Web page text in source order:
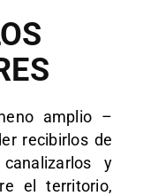
amplio –
recibirlos de
y
el territorio,